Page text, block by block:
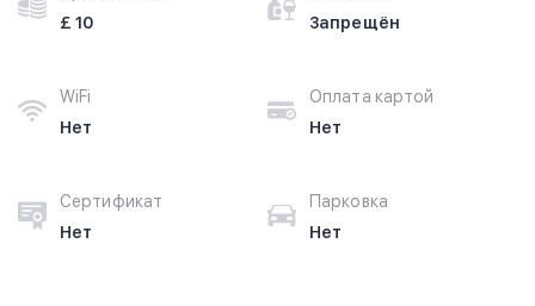
£ 10
Запрещён
WiFi
Нет
Оплата картой
Нет
Сертификат
Нет
Парковка
Нет